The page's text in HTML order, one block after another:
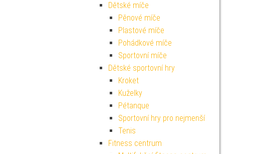
Dětské míče
Pěnové míče
Plastové míče
Pohádkové míče
Sportovní míče
Dětské sportovní hry
Kroket
Kuželky
Pétanque
Sportovní hry pro nejmenší
Tenis
Fitness centrum